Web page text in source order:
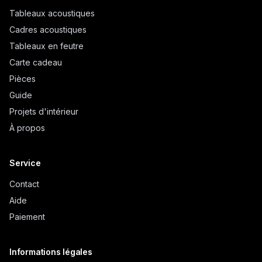
Tableaux acoustiques
Cadres acoustiques
Tableaux en feutre
Carte cadeau
Pièces
Guide
Projets d'intérieur
À propos
Service
Contact
Aide
Paiement
Informations légales